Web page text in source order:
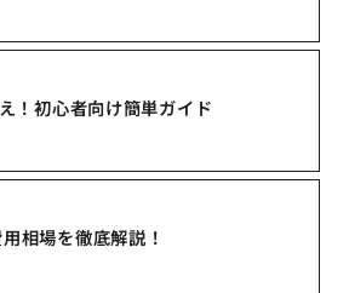
！初心者向け簡単ガイド
相場を徹底解説！